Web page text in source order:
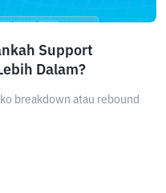
Support
Dalam?
breakdown atau rebound